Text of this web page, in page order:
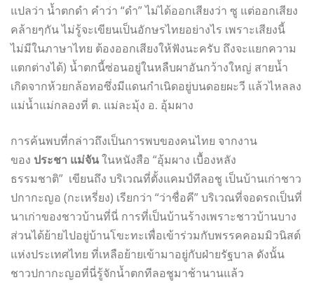
แปลว่า น้ำตกดำ คำว่า “ดำ” ไม่ได้ออกเสียงว่า ซู แต่ออกเสียง
คล้ายๆกัน ไม่รู้จะเขียนเป็นอักษรไทยอย่างไร เพราะเสียงนี้
ไม่มีในภาษาไทย ต้องออกเสียงให้ฟังนะครับ ถึงจะแยกความ
แตกต่างได้) น้ำตกนี้ซ่อนอยู่ในหลืบผาอันกว้างใหญ่ สายน้ำ
เกิดจากห้วยกล้อทอซึ่งมีแดนกำเนิดอยู่บนดอยผะวี แล้วไหลลง
แม่น้ำแม่กลองที่ ต. แม่ละมุ้ง อ. อุ้มผาง
การค้นพบที่กล่าวถึงเป็นการพบของคนไทย จากงาน
ของ ประชา แม่จันในหนังสือ “อุ้มผาง เบื้องหลัง
ธรรมชาติ” เขียนถึง บริเวณที่ตั้งแคมป์ทีลอชู เป็นบ้านเก่าชาว
ปกากะญอ (กะเหรี่ยง) เรียกว่า “ว่าชื่อคี” บริเวณที่จอดรถเป็นที่
นาเก่าของชาวบ้านที่นี่ การที่เป็นบ้านร้างเพราะชาวบ้านบาง
ส่วนได้ย้ายไปอยู่บ้านโขะทะเพื่อเข้าร่วมกับพรรคคอมมิวนิสต์
แห่งประเทศไทย ที่เหลือย้ายเข้ามาอยู่กับฝ่ายรัฐบาล ดังนั้น
ชาวปกากะญอที่นี่รู้จักน้ำตกทีลอชูมาช้านานแล้ว